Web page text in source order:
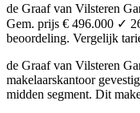
de Graaf van Vilsteren
Gem. prijs € 496.000 ✓
beoordeling. Vergelijk
de Graaf van Vilsteren
makelaarskantoor
midden segment. Dit